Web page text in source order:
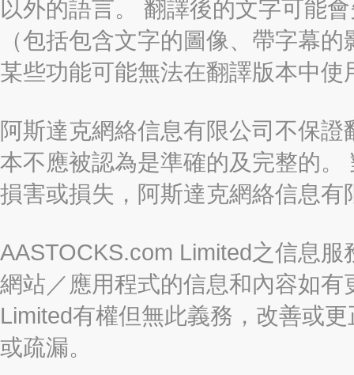
以外的語言。 翻譯後的文字可能
（包括包含文字的圖像、帶字幕
某些功能可能無法在翻譯版本中使
阿斯達克網絡信息有限公司不保
本不應被認為是準確的及完整的
損害或損失，阿斯達克網絡信息
AASTOCKS.com Limited之信息
網站／應用程式的信息和內容如
Limited有權但無此義務，改善或
或疏漏。